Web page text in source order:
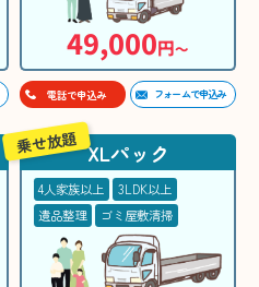
49,000円〜
電話で申込み フォームで申込み
XLパック
4人家族以上
3LDK以上
遺品整理
ゴミ屋敷清掃
乗せ放題